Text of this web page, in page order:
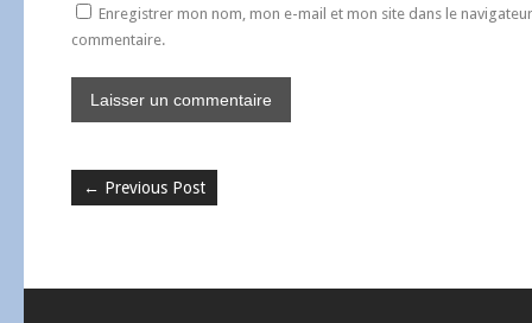
Enregistrer mon nom, mon e-mail et mon site dans le
commentaire.
← Previous Post